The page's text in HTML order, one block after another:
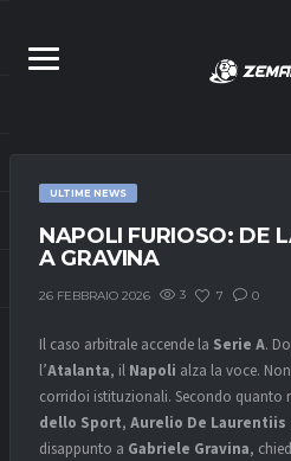
ULTIME NEWS
NAPOLI FURIOSO: DE
A GRAVINA
26 FEBBRAIO 2026 3 7 0
Il caso arbitrale accende la Serie A.
l’Atalanta, il Napoli alza la voce.
corridoi istituzionali. Secondo quanto
dello Sport, Aurelio De Laurentiis
disappunto a Gabriele Gravina,